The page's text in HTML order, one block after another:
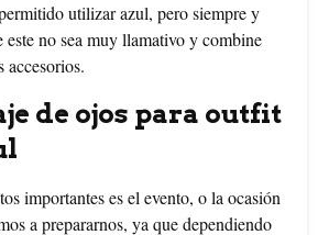
utilizar azul, pero siempre y
este no sea muy llamativo y combine
accesorios.
de ojos para outfit
importantes es el evento, o la ocasión
a prepararnos, ya que dependiendo